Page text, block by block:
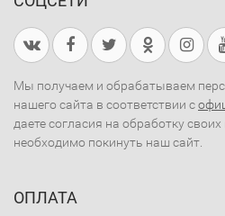
Мы получаем и обрабатываем
нашего сайта в соответствии с
даете согласия на обработку
необходимо покинуть наш сайт.
ОПЛАТА